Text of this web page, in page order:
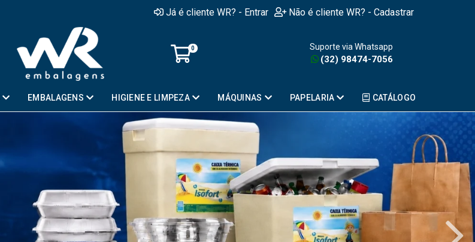
Já é cliente WR? - Entrar Não é cliente WR? - Cadastrar
0 Suporte via Whatsapp
(32) 98474-7056
EMBALAGENS HIGIENE E LIMPEZA MÁQUINAS PAPELARIA CATÁLOGO